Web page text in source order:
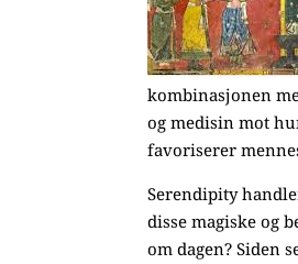
kombinasjonen
og medisin mot
favoriserer
Serendipity
disse magiske og
om dagen? Siden